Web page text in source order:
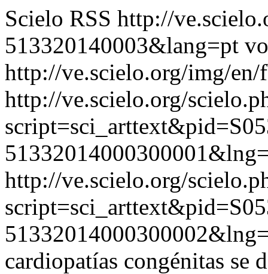
Scielo RSS http://
513320140003&lang=pt
http://ve.scielo.org/img/
http://ve.scielo.org/
http://ve.scielo.org/
cardiopatías congénitas se